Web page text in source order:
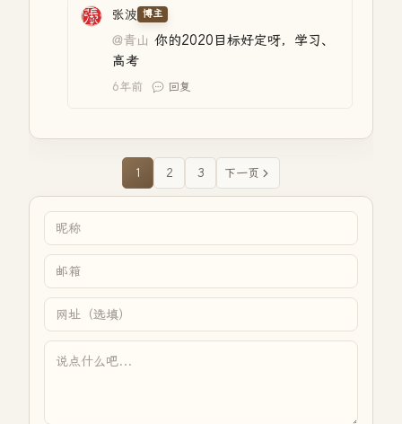
张波 博主
@青山 你的2020目标好定呀，学习、
高考
6年前 回复
1 2 3 下一页